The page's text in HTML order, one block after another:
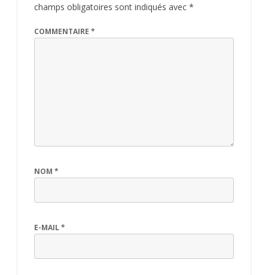
champs obligatoires sont indiqués avec *
COMMENTAIRE *
NOM *
E-MAIL*